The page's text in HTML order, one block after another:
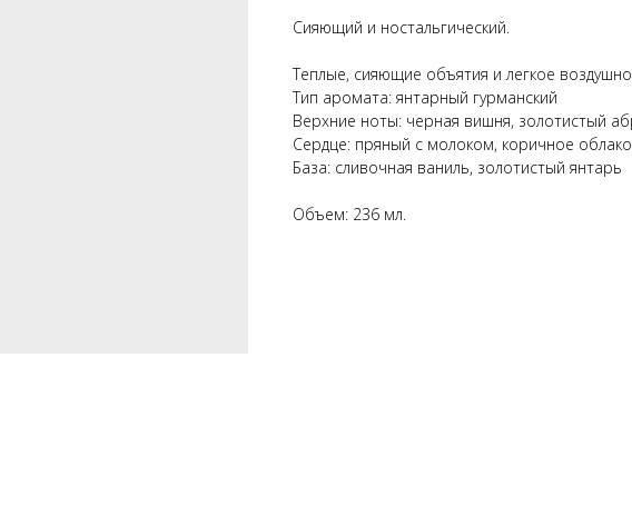
Сияющий и ностальгический.
Теплые, сияющие объятия и легкое
Тип аромата: янтарный гурманский
Верхние ноты: черная вишня, золотистый
Сердце: пряный с молоком, коричное облако
База: сливочная ваниль, золотистый янтарь
Объем: 236 мл.